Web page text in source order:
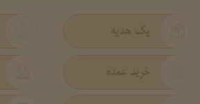
پک هدیه
خرید عمده